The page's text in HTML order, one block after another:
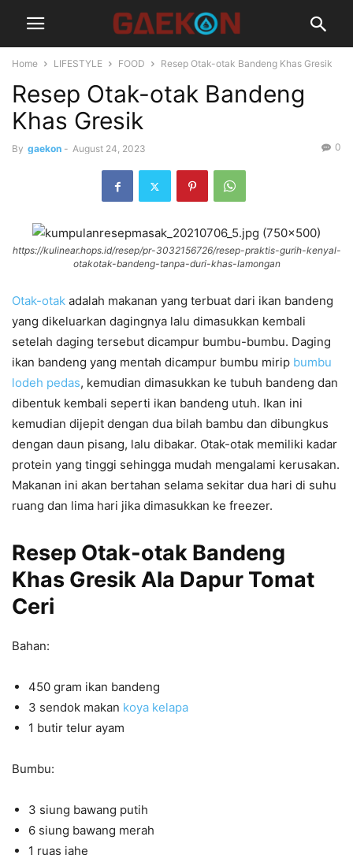
Home LIFESTYLE FOOD Resep Otak-otak Bandeng Khas Gresik
Resep Otak-otak Bandeng
Khas Gresik
By gaekon - August 24, 2023 0
https://kulinear.hops.id/resep/pr-3032156726/resep-praktis-gurih-kenyal-
otakotak-bandeng-tanpa-duri-khas-lamongan
Otak-otak adalah makanan yang terbuat dari ikan bandeng
yang dikeluarkan dagingnya lalu dimasukkan kembali
setelah daging tersebut dicampur bumbu-bumbu. Daging
ikan bandeng yang mentah dicampur bumbu mirip bumbu
lodeh pedas, kemudian dimasukkan ke tubuh bandeng dan
dibentuk kembali seperti ikan bandeng utuh. Ikan ini
kemudian dijepit dengan dua bilah bambu dan dibungkus
dengan daun pisang, lalu dibakar. Otak-otak memiliki kadar
protein yang tinggi sehingga mudah mengalami kerusakan.
Makanan ini akan bertahan selama sekitar dua hari di suhu
ruang dan lima hari jika dimasukkan ke freezer.
Resep Otak-otak Bandeng
Khas Gresik Ala Dapur Tomat
Ceri
Bahan:
450 gram ikan bandeng
3 sendok makan koya kelapa
1 butir telur ayam
Bumbu:
3 siung bawang putih
6 siung bawang merah
1 ruas jahe